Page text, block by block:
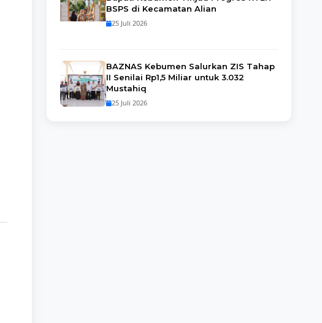
BSPS di Kecamatan Alian
25 Juli 2026
BAZNAS Kebumen Salurkan ZIS Tahap
II Senilai Rp1,5 Miliar untuk 3.032
Mustahiq
25 Juli 2026